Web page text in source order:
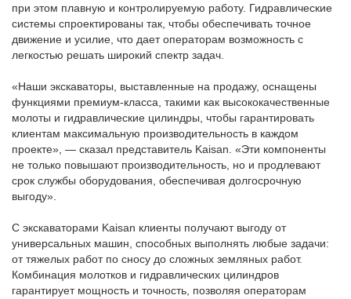
при этом плавную и контролируемую работу. Гидравлические
системы спроектированы так, чтобы обеспечивать точное
движение и усилие, что дает операторам возможность с
легкостью решать широкий спектр задач.
«Наши экскаваторы, выставленные на продажу, оснащены
функциями премиум-класса, такими как высококачественные
молоты и гидравлические цилиндры, чтобы гарантировать
клиентам максимальную производительность в каждом
проекте», — сказал представитель Kaisan. «Эти компоненты
не только повышают производительность, но и продлевают
срок службы оборудования, обеспечивая долгосрочную
выгоду».
С экскаваторами Kaisan клиенты получают выгоду от
универсальных машин, способных выполнять любые задачи:
от тяжелых работ по сносу до сложных земляных работ.
Комбинация молотков и гидравлических цилиндров
гарантирует мощность и точность, позволяя операторам